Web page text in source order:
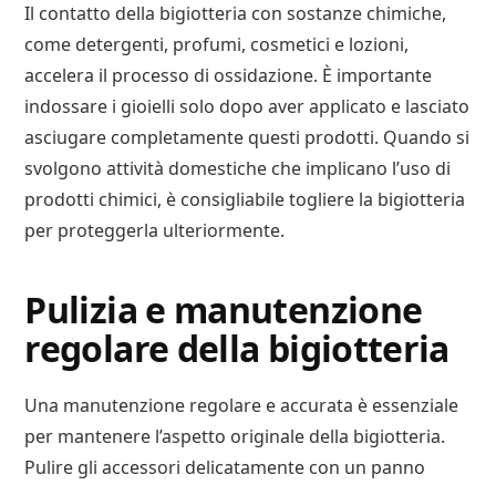
Il contatto della bigiotteria con sostanze chimiche,
come detergenti, profumi, cosmetici e lozioni,
accelera il processo di ossidazione. È importante
indossare i gioielli solo dopo aver applicato e lasciato
asciugare completamente questi prodotti. Quando si
svolgono attività domestiche che implicano l’uso di
prodotti chimici, è consigliabile togliere la bigiotteria
per proteggerla ulteriormente.
Pulizia e manutenzione
regolare della bigiotteria
Una manutenzione regolare e accurata è essenziale
per mantenere l’aspetto originale della bigiotteria.
Pulire gli accessori delicatamente con un panno